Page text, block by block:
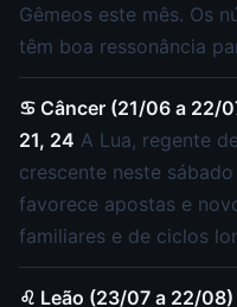
Gêmeos este mês. Os
têm boa ressonância
♋ Câncer (21/06 a 22/
21, 24 A Lua, regente
crescente neste
favorece apostas e
familiares e de ciclos
♌ Leão (23/07 a 22/08)